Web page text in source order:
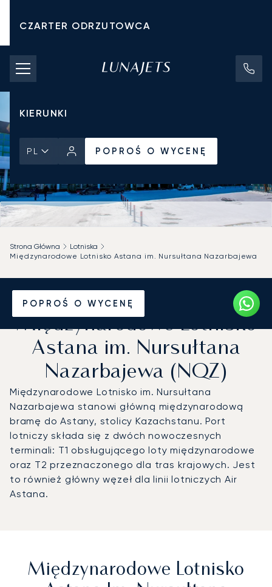
CZARTER ODRZUTOWCA
KOSZTY CZARTERU
PRYWATNE ODRZUTOWCE
KIERUNKI
PL POPROŚ O WYCENĘ
POPROŚ O WYCENĘ
Strona Główna
Lotniska
Międzynarodowe Lotnisko Astana im. Nursułtana Nazarbajewa
Prywatny odrzutowiec na
Międzynarodowe Lotnisko
Astana im. Nursułtana
Nazarbajewa (NQZ)
Międzynarodowe Lotnisko im. Nursułtana
Nazarbajewa stanowi główną międzynarodową
bramę do Astany, stolicy Kazachstanu. Port
lotniczy składa się z dwóch nowoczesnych
terminali: T1 obsługującego loty międzynarodowe
oraz T2 przeznaczonego dla tras krajowych. Jest
to również główny węzeł dla linii lotniczych Air
Astana.
Międzynarodowe Lotnisko